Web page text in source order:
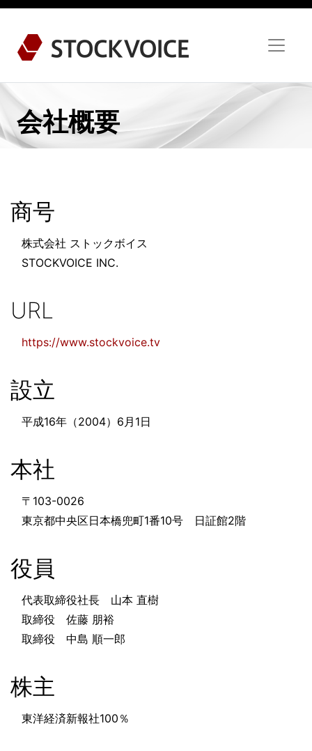
会社概要
商号
株式会社 ストックボイス
STOCKVOICE INC.
URL
https://www.stockvoice.tv
設立
平成16年（2004）6月1日
本社
〒103-0026
東京都中央区日本橋兜町1番10号 日証館2階
役員
代表取締役社長 山本 直樹
取締役 佐藤 朋裕
取締役 中島 順一郎
株主
東洋経済新報社100％